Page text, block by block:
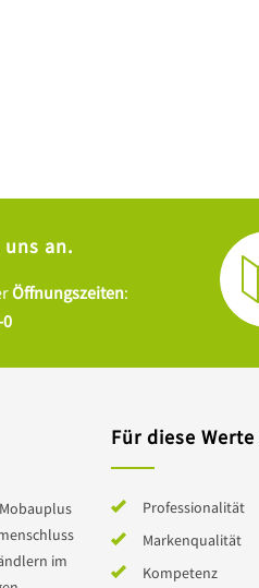
uns an.
Öffnungszeiten:
im
Für diese
Professionalität
Markenqualität
Kompetenz